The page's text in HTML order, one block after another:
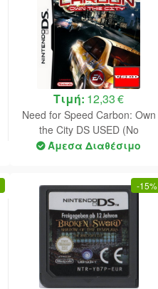
Τιμή: 12,33 €
Need for Speed Carbon: Own
the City DS USED (No
Manual)
Άμεσα Διαθέσιμο
-15%